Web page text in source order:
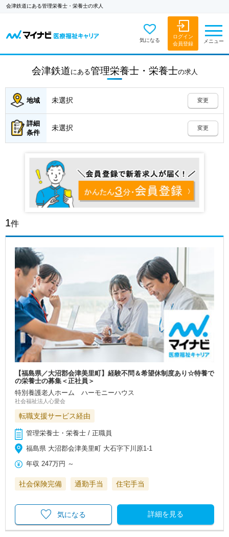
会津鉄道にある管理栄養士・栄養士の求人
気になる
ログイン
会員登録
メニュー
会津鉄道にある管理栄養士・栄養士の求人
地域 未選択 変更
詳細
条件
未選択 変更
1件
【福島県／大沼郡会津美里町】経験不問＆希望休制度あり☆特養で
の栄養士の募集＜正社員＞
特別養護老人ホーム ハーモニーハウス
社会福祉法人心愛会
転職支援サービス経由
管理栄養士・栄養士 / 正職員
福島県 大沼郡会津美里町 大石字下川原1-1
年収 247万円 ～
社会保険完備 通勤手当 住宅手当
詳細を見る
気になる